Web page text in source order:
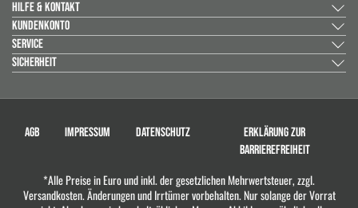
HILFE & KONTAKT
KUNDENKONTO
SERVICE
SICHERHEIT
AGB IMPRESSUM DATENSCHUTZ
ERKLÄRUNG ZUR
BARRIEREFREIHEIT
*Alle Preise in Euro und inkl. der gesetzlichen Mehrwertsteuer, zzgl.
Versandkosten. Änderungen und Irrtümer vorbehalten. Nur solange der Vorrat